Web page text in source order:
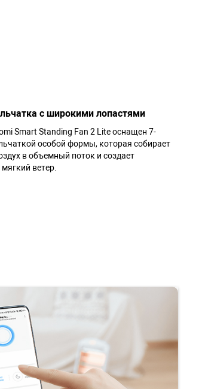
с широкими лопастями
Smart Standing Fan 2 Lite оснащен 7-
особой формы, которая собирает
в объемный поток и создает
ветер.